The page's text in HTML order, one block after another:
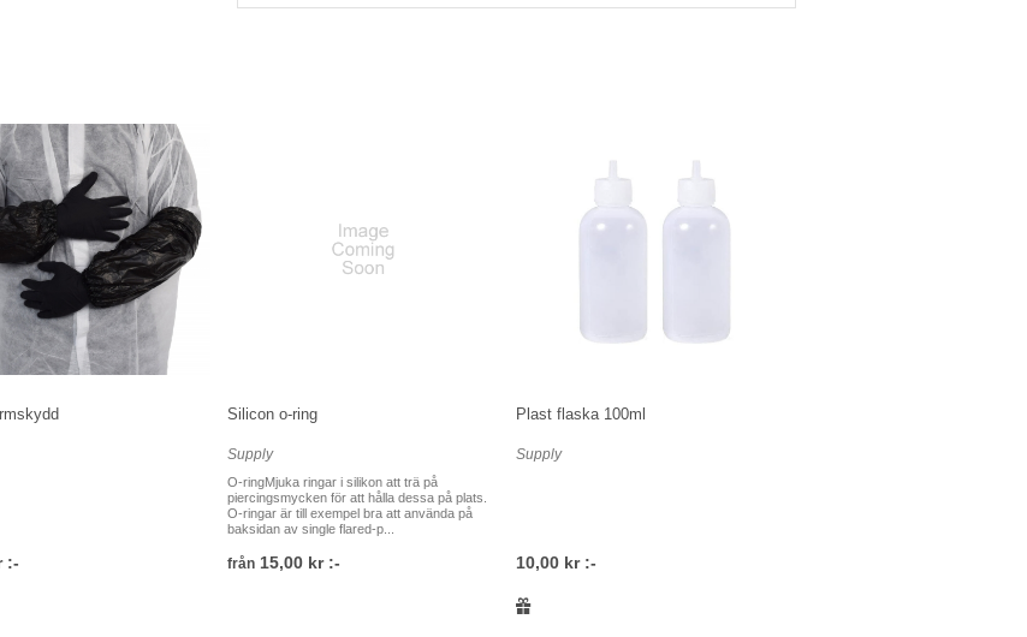
:-
Silicon o-ring
Supply
O-ringMjuka ringar i silikon att trä på
piercingsmycken för att hålla dessa på plats.
O-ringar är till exempel bra att använda på
baksidan av single flared-p...
från 15,00 kr :-
Plast flaska 100ml
Supply
10,00 kr :-